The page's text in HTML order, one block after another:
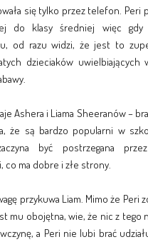
się tylko przez telefon. Peri
do klasy średniej więc
od razu widzi, że jest to
dzieciaków uwielbiających
Ashera i Liama Sheeranów –
że są bardzo popularni w
być postrzegana
co ma dobre i złe strony.
przykuwa Liam. Mimo że Peri
mu obojętna, wie, że nic z tego
a Peri nie lubi brać